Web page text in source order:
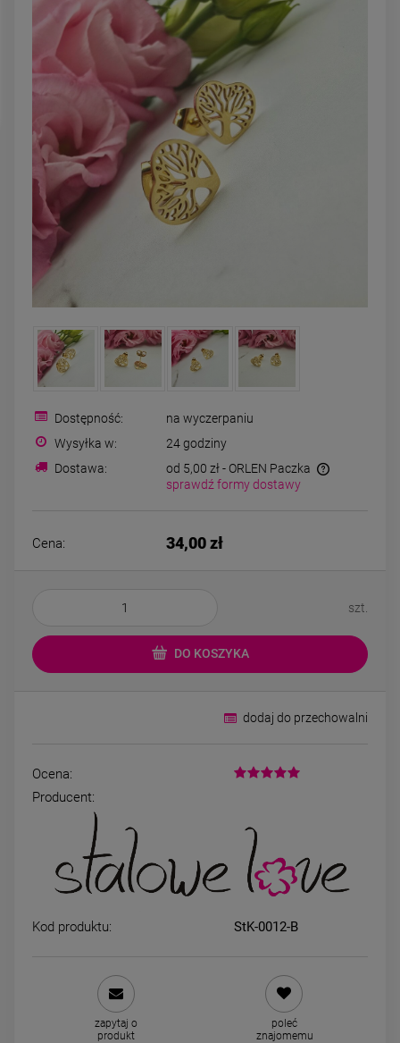
DO KOSZYKA
Bransoletka srebrna STAL
CHIRURGICZNA
modułowa ażurowa
cyrkonie
69,00 zł
Bransoletka na stopę srebrna
59,00 zł
DO KOSZYKA
Kolczyki srebrne STAL
CHIRURGICZNA serce 1
29,00 zł
DO KOSZYKA
Dostępność:
na wyczerpaniu
Wysyłka w:
24 godziny
Dostawa:
od 5,00 zł - ORLEN Paczka
sprawdź formy dostawy
Cena: 34,00 zł
szt.
DO KOSZYKA
dodaj do przechowalni
Ocena:
Producent:
Kod produktu: StK-0012-B
zapytaj o
produkt
poleć
znajomemu